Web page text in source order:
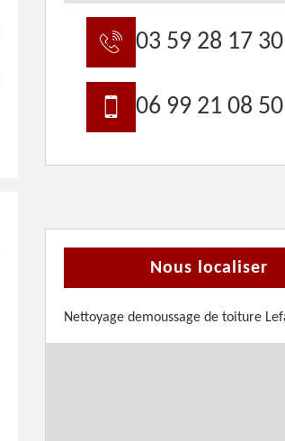
03 59 28 17 30
06 99 21 08 50
Nous localiser
Nettoyage demoussage de toiture